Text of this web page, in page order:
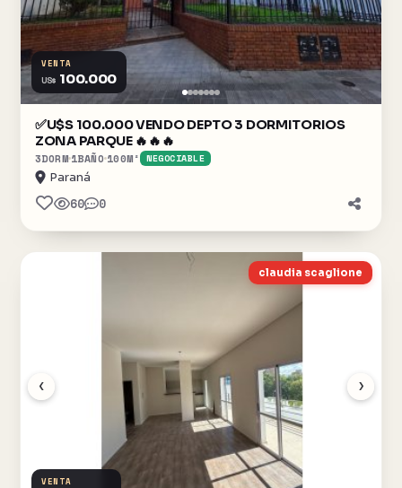
VENTA
US$ 100.000
✅️U$S 100.000 VENDO DEPTO 3 DORMITORIOS
ZONA PARQUE 🔥🔥🔥
3DORM 1BAÑO 100M² NEGOCIABLE
Paraná
60 0
‹ ›
claudia scaglione
VENTA